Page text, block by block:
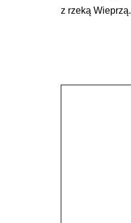
z rzeką Wieprzą.